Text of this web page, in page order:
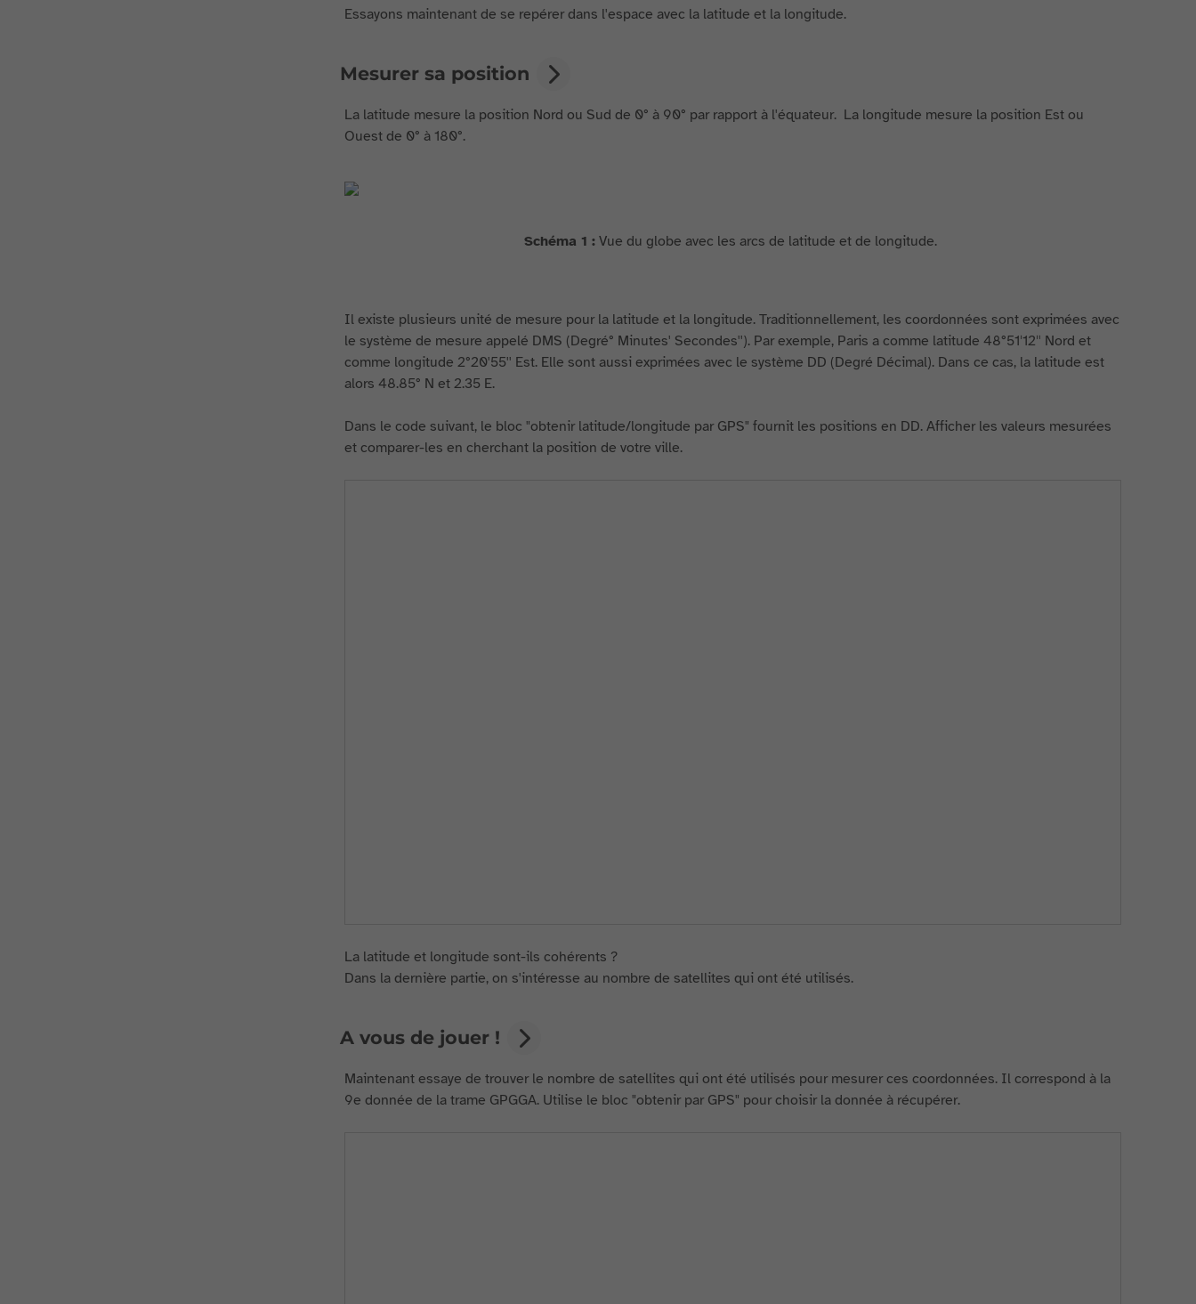
Essayons maintenant de se repérer dans l'espace avec la latitude et la longitude.
Mesurer sa position
La latitude mesure la position Nord ou Sud de 0° à 90° par rapport à l'équateur. La longitude mesure la position Est ou
Ouest de 0° à 180°.
Schéma 1 : Vue du globe avec les arcs de latitude et de longitude.
Il existe plusieurs unité de mesure pour la latitude et la longitude. Traditionnellement, les coordonnées sont exprimées avec
le système de mesure appelé DMS (Degré° Minutes' Secondes''). Par exemple, Paris a comme latitude 48°51′12″ Nord et
comme longitude 2°20'55'' Est. Elle sont aussi exprimées avec le système DD (Degré Décimal). Dans ce cas, la latitude est
alors 48.85° N et 2.35 E.
Dans le code suivant, le bloc "obtenir latitude/longitude par GPS" fournit les positions en DD. Afficher les valeurs mesurées
et comparer-les en cherchant la position de votre ville.
La latitude et longitude sont-ils cohérents ?
Dans la dernière partie, on s'intéresse au nombre de satellites qui ont été utilisés.
A vous de jouer !
Maintenant essaye de trouver le nombre de satellites qui ont été utilisés pour mesurer ces coordonnées. Il correspond à la
9e donnée de la trame GPGGA. Utilise le bloc "obtenir par GPS" pour choisir la donnée à récupérer.